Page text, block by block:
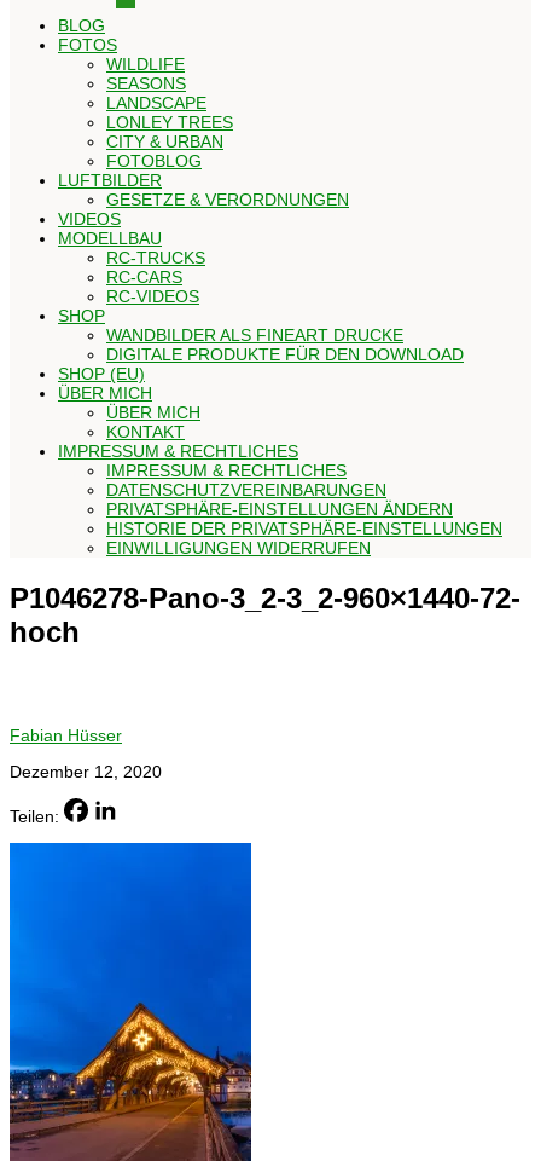
BLOG
FOTOS
WILDLIFE
SEASONS
LANDSCAPE
LONLEY TREES
CITY & URBAN
FOTOBLOG
LUFTBILDER
GESETZE & VERORDNUNGEN
VIDEOS
MODELLBAU
RC-TRUCKS
RC-CARS
RC-VIDEOS
SHOP
WANDBILDER ALS FINEART DRUCKE
DIGITALE PRODUKTE FÜR DEN DOWNLOAD
SHOP (EU)
ÜBER MICH
ÜBER MICH
KONTAKT
IMPRESSUM & RECHTLICHES
IMPRESSUM & RECHTLICHES
DATENSCHUTZVEREINBARUNGEN
PRIVATSPHÄRE-EINSTELLUNGEN ÄNDERN
HISTORIE DER PRIVATSPHÄRE-EINSTELLUNGEN
EINWILLIGUNGEN WIDERRUFEN
P1046278-Pano-3_2-3_2-960×1440-72-
hoch
Fabian Hüsser
Dezember 12, 2020
Teilen: